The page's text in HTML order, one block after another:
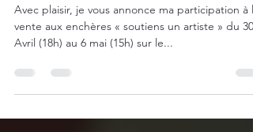
Rouillac auction
Avec plaisir, je vous annonce ma participation à la
Avril (18h) au 6 mai (15h) sur le...